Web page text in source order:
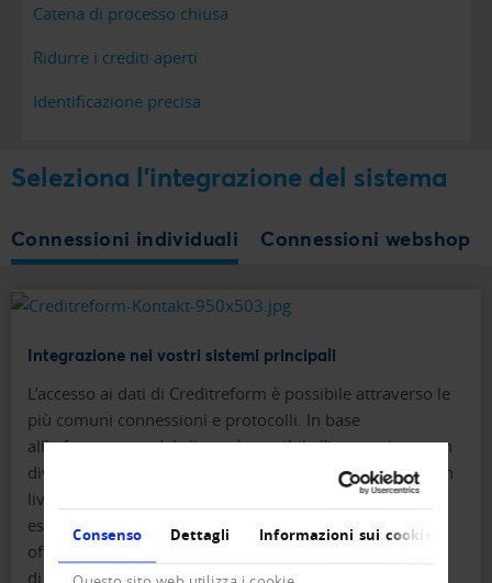
Consenso Dettagli Informazioni sui cookie
Catena di processo chiusa
Ridurre i crediti aperti
Identificazione precisa
Seleziona l'integrazione del sistema
Connessioni individuali Connessioni webshop
Integrazione nei vostri sistemi principali
L’accesso ai dati di Creditreform è possibile attraverso le
più comuni connessioni e protocolli. In base
all’infrastruttura del cliente è possibile l’integrazione con
diversi sistemi. Il grado di complessità può variare da un
livello basso a quello alto. Ciò permette di soddisfare le
esigenze dei clienti in modo individuale. Creditreform vi
offre non solo il sostegno tecnico, ma anche un servizio
di consulenza specifica e competente.